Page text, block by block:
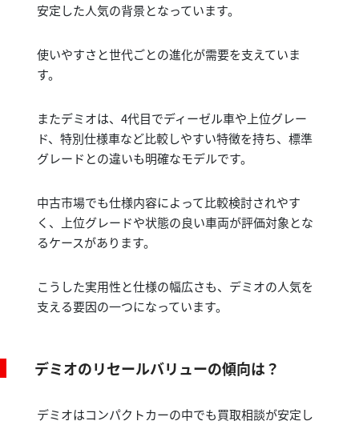
安定した人気の背景となっています。
使いやすさと世代ごとの進化が需要を支えていま
す。
またデミオは、4代目でディーゼル車や上位グレー
ド、特別仕様車など比較しやすい特徴を持ち、標準
グレードとの違いも明確なモデルです。
中古市場でも仕様内容によって比較検討されやす
く、上位グレードや状態の良い車両が評価対象とな
るケースがあります。
こうした実用性と仕様の幅広さも、デミオの人気を
支える要因の一つになっています。
デミオのリセールバリューの傾向は？
デミオはコンパクトカーの中でも買取相談が安定し